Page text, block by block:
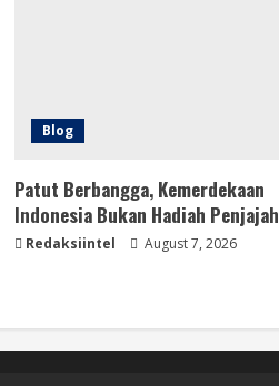
Blog
Patut Berbangga, Kemerdekaan
Indonesia Bukan Hadiah Penjajah
Redaksiintel August 7, 2026